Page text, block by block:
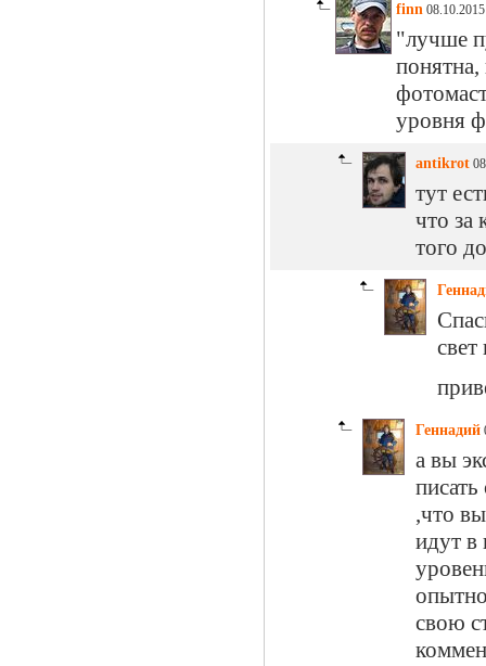
finn
"лучше
уровня
antikrot
тут
что за
того
Геннадий
а вы
,что
идут в
свою